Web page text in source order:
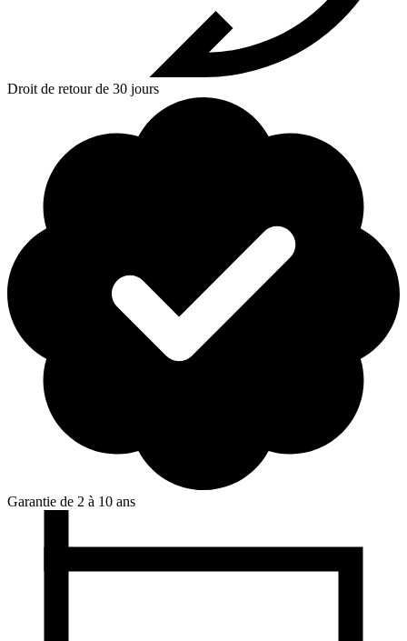
Droit de retour de 30 jours
Garantie de 2 à 10 ans